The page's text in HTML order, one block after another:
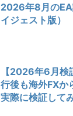
2026年8月の
イジェスト版）
【2026年6月検
行後も海外FXか
実際に検証して